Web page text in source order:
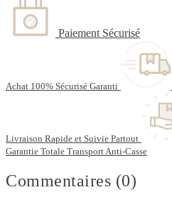
Paiement Sécurisé
Achat 100% Sécurisé Garanti
Livraison Rapide et Suivie Partout
Garantie Totale Transport Anti-Casse
Commentaires (0)